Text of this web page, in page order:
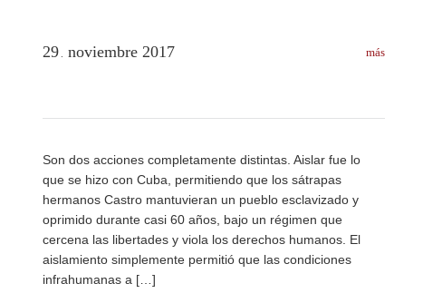
29 noviembre 2017
Son dos acciones completamente distintas. Aislar fue lo
que se hizo con Cuba, permitiendo que los sátrapas
hermanos Castro mantuvieran un pueblo esclavizado y
oprimido durante casi 60 años, bajo un régimen que
cercena las libertades y viola los derechos humanos. El
aislamiento simplemente permitió que las condiciones
infrahumanas a […]
más